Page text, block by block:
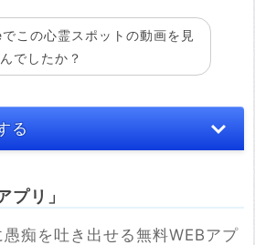
この心霊スポットの動画を見
でしたか？
る
プリ」
痴を吐き出せる無料WEBアプ